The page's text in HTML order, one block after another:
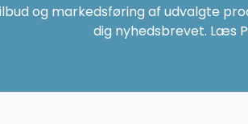
og markedsføring af udvalgte
dig nyhedsbrevet. Læs